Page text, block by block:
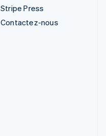
Stripe Press
Contactez-nous